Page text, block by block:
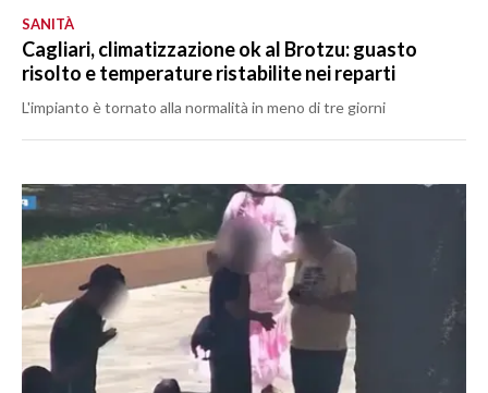
SANITÀ
Cagliari, climatizzazione ok al Brotzu: guasto
risolto e temperature ristabilite nei reparti
L'impianto è tornato alla normalità in meno di tre giorni